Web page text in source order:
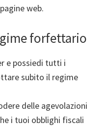
web.
forfettario
e possiedi tutti i
subito il regime
delle agevolazioni
i tuoi obblighi fiscali